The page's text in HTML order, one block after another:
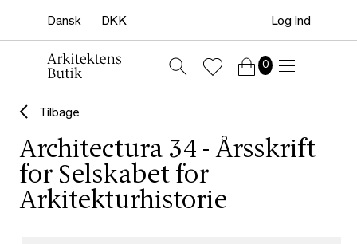
Log ind
0
Tilbage
Architectura 34 - Årsskrift
for Selskabet for
Arkitekturhistorie